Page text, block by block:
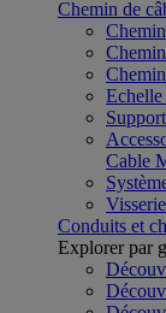
Chemin de
Echelle
Cable
Visserie
Conduits et
Explorer par